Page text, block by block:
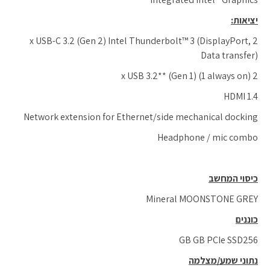
יציאות:
2 x USB-C 3.2 (Gen 2) Intel Thunderbolt™ 3 (DisplayPort,
Data transfer)
2 x USB 3.2** (Gen 1) (1 always on)
HDMI 1.4
Network extension for Ethernet/side mechanical docking
Headphone / mic combo
כיסוי המחשב
Mineral MOONSTONE GREY
כוננים
GB GB PCIe SSD256
נתוני שמע/מצלמה